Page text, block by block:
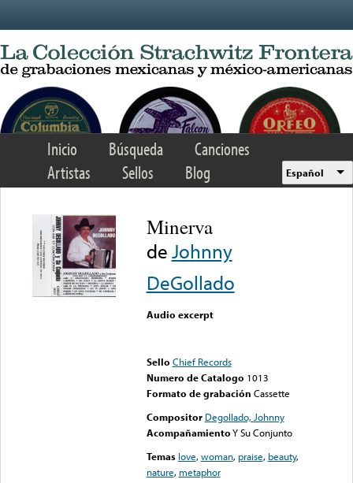
Inicio Búsqueda
Canciones
Artistas
Sellos Blog Español
Minerva
deJohnny
DeGollado
Audio excerpt
Sello Chief Records
Numero de Catalogo 1013
Formato de grabación Cassette
Compositor Degollado, Johnny
AcompañamientoY Su Conjunto
Temas love,woman, praise, beauty,
nature, metaphor